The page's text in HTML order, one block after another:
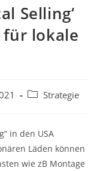
Selling‘
für lokale
Strategie
in den USA
Läden können
wie zB Montage